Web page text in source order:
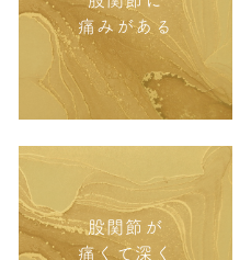
痛みがある
股関節が
痛くて深く